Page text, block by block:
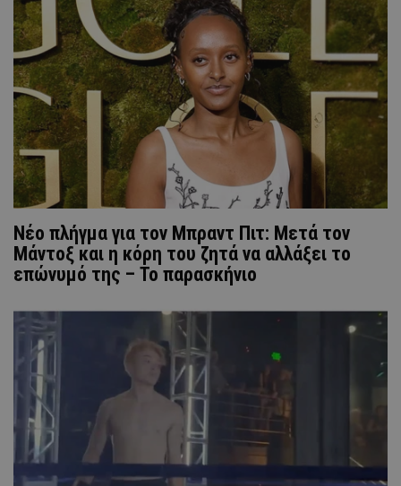
Νέο πλήγμα για τον Μπραντ Πιτ: Μετά τον
Μάντοξ και η κόρη του ζητά να αλλάξει το
επώνυμό της – Το παρασκήνιο